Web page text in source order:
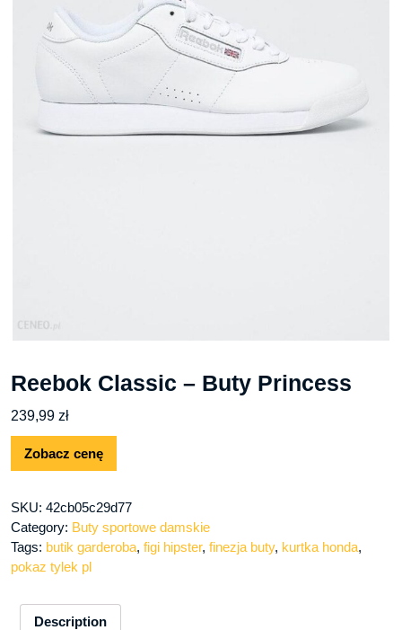
Reebok Classic – Buty Princess
239,99 zł
Zobacz cenę
SKU: 42cb05c29d77
Category: Buty sportowe damskie
Tags: butik garderoba, figi hipster, finezja buty, kurtka honda,
pokaz tylek pl
Description